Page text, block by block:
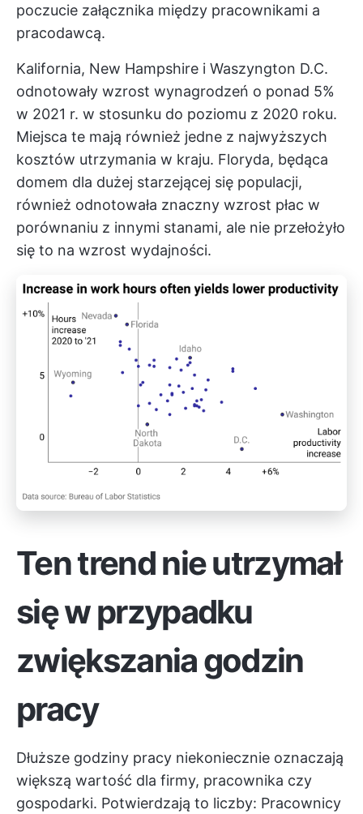
poczucie załącznika między pracownikami a
pracodawcą.
Kalifornia, New Hampshire i Waszyngton D.C.
odnotowały wzrost wynagrodzeń o ponad 5%
w 2021 r. w stosunku do poziomu z 2020 roku.
Miejsca te mają również jedne z najwyższych
kosztów utrzymania w kraju. Floryda, będąca
domem dla dużej starzejącej się populacji,
również odnotowała znaczny wzrost płac w
porównaniu z innymi stanami, ale nie przełożyło
się to na wzrost wydajności.
Ten trend nie utrzymał
się w przypadku
zwiększania godzin
pracy
Dłuższe godziny pracy niekoniecznie oznaczają
większą wartość dla firmy, pracownika czy
gospodarki. Potwierdzają to liczby: Pracownicy